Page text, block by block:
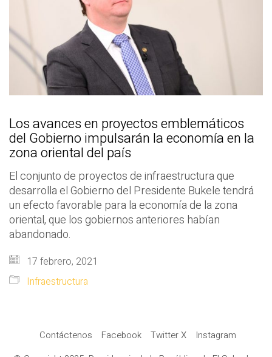
Los avances en proyectos emblemáticos
del Gobierno impulsarán la economía en la
zona oriental del país
El conjunto de proyectos de infraestructura que
desarrolla el Gobierno del Presidente Bukele tendrá
un efecto favorable para la economía de la zona
oriental, que los gobiernos anteriores habían
abandonado.
17 febrero, 2021
Infraestructura
Contáctenos Facebook Twitter X
Instagram